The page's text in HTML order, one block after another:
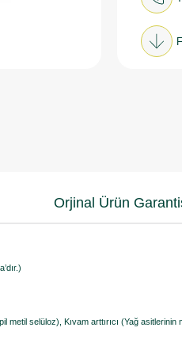
Orjinal Ürün
selüloz), Kıvam arttırıcı (Yağ asitlerinin